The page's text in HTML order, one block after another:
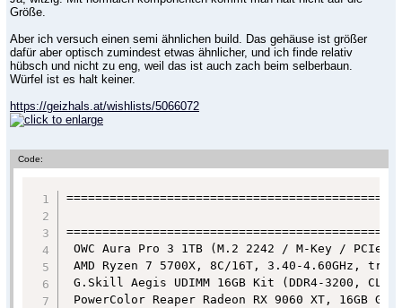
Größe.
Aber ich versuch einen semi ähnlichen build. Das gehäuse ist größer
dafür aber optisch zumindest etwas ähnlicher, und ich finde relativ
hübsch und nicht zu eng, weil das ist auch zach beim selberbaun.
Würfel ist es halt keiner.
https://geizhals.at/wishlists/5066072
Code:
OWC Aura Pro 3 1TB (M.2 2242 / M-Key
AMD Ryzen 7 5700X, 8C/16T, 3.40-
G.Skill Aegis UDIMM 16GB Kit (DDR4-
PowerColor Reaper Radeon RX 9060 XT,